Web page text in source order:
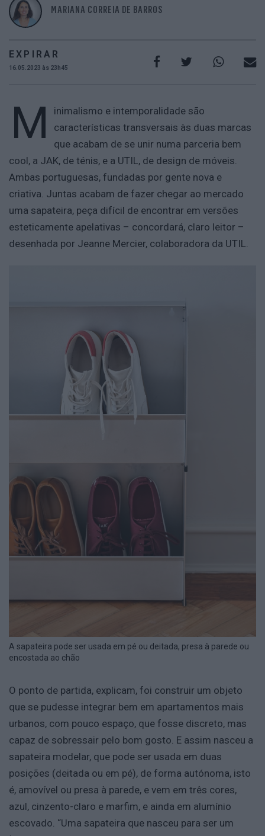
MARIANA CORREIA DE BARROS
EXPIRAR
16.05.2023 às 23h45
M
inimalismo e intemporalidade são
características transversais às duas marcas
que acabam de se unir numa parceria bem
cool, a JAK, de ténis, e a UTIL, de design de móveis.
Ambas portuguesas, fundadas por gente nova e
criativa. Juntas acabam de fazer chegar ao mercado
uma sapateira, peça difícil de encontrar em versões
esteticamente apelativas – concordará, claro leitor –
desenhada por Jeanne Mercier, colaboradora da UTIL.
A sapateira pode ser usada em pé ou deitada, presa à parede ou
encostada ao chão
O ponto de partida, explicam, foi construir um objeto
que se pudesse integrar bem em apartamentos mais
urbanos, com pouco espaço, que fosse discreto, mas
capaz de sobressair pelo bom gosto. E assim nasceu a
sapateira modelar, que pode ser usada em duas
posições (deitada ou em pé), de forma autónoma, isto
é, amovível ou presa à parede, e vem em três cores,
azul, cinzento-claro e marfim, e ainda em alumínio
escovado. “Uma sapateira que nasceu para ser um